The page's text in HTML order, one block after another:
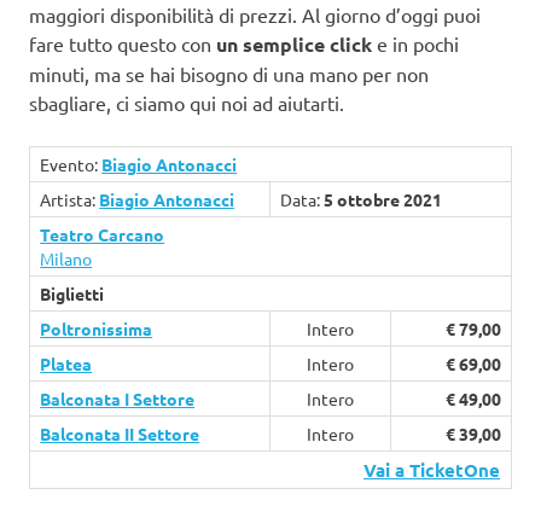
maggiori disponibilità di prezzi. Al giorno d’oggi puoi
fare tutto questo con un semplice click e in pochi
minuti, ma se hai bisogno di una mano per non
sbagliare, ci siamo qui noi ad aiutarti.
Evento: Biagio Antonacci
Artista: Biagio Antonacci Data:5 ottobre 2021
Teatro Carcano
Milano
Biglietti
Poltronissima
Intero
€ 79,00
Platea
Intero
€ 69,00
Balconata I Settore
Intero
€ 49,00
Balconata II Settore
Intero € 39,00
Vai a TicketOne